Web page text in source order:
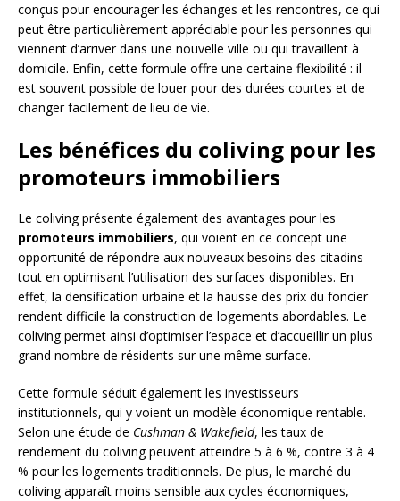
conçus pour encourager les échanges et les rencontres, ce qui
peut être particulièrement appréciable pour les personnes qui
viennent d’arriver dans une nouvelle ville ou qui travaillent à
domicile. Enfin, cette formule offre une certaine flexibilité : il
est souvent possible de louer pour des durées courtes et de
changer facilement de lieu de vie.
Les bénéfices du coliving pour les
promoteurs immobiliers
Le coliving présente également des avantages pour les
promoteurs immobiliers, qui voient en ce concept une
opportunité de répondre aux nouveaux besoins des citadins
tout en optimisant l’utilisation des surfaces disponibles. En
effet, la densification urbaine et la hausse des prix du foncier
rendent difficile la construction de logements abordables. Le
coliving permet ainsi d’optimiser l’espace et d’accueillir un plus
grand nombre de résidents sur une même surface.
Cette formule séduit également les investisseurs
institutionnels, qui y voient un modèle économique rentable.
Selon une étude de Cushman & Wakefield, les taux de
rendement du coliving peuvent atteindre 5 à 6 %, contre 3 à 4
% pour les logements traditionnels. De plus, le marché du
coliving apparaît moins sensible aux cycles économiques,